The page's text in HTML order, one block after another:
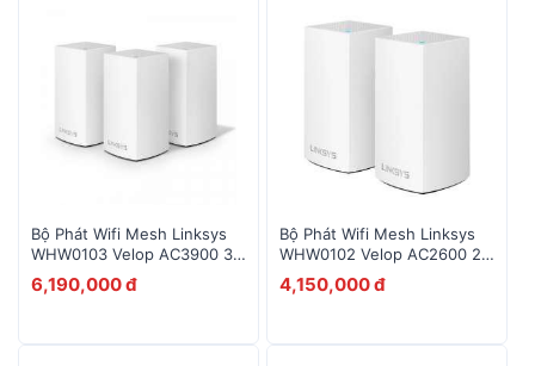
Bộ Phát Wifi Mesh Linksys
WHW0103 Velop AC3900 3-
Pack
6,190,000 đ
Bộ Phát Wifi Mesh Linksys
WHW0102 Velop AC2600 2-
Pack
4,150,000 đ